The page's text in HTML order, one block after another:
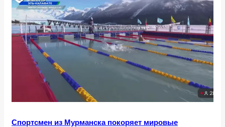
Спортсмен из Мурманска покоряет мировые